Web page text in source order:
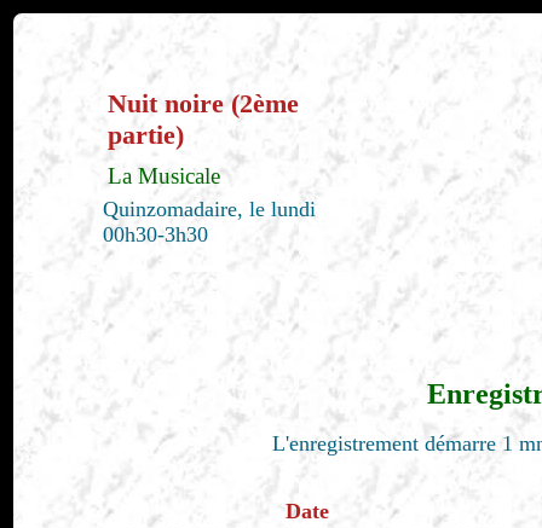
Nuit noire (2ème
partie)
La Musicale
Quinzomadaire, le lundi
00h30-3h30
L'enregistrement démarre 1
Date